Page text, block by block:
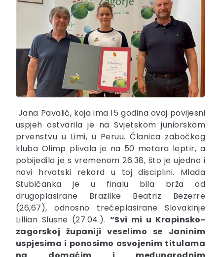
Jana Pavalić, koja ima 15 godina ovaj povijesni
uspjeh ostvarila je na Svjetskom juniorskom
prvenstvu u Limi, u Peruu. Članica zabočkog
kluba Olimp plivala je na 50 metara leptir, a
pobijedila je s vremenom 26.38, što je ujedno i
novi hrvatski rekord u toj disciplini. Mlada
Stubičanka je u finalu bila brža od
drugoplasirane Brazilke Beatriz Bezerre
(26,67), odnosno trećeplasirane Slovakinje
Lillian Slusne (27.04.). “Svi mi u Krapinsko-
zagorskoj županiji veselimo se Janinim
uspjesima i ponosimo osvojenim titulama